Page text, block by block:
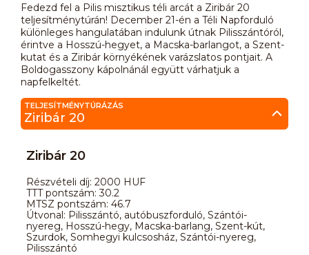
Fedezd fel a Pilis misztikus téli arcát a Ziribár 20
teljesítménytúrán! December 21-én a Téli Napforduló
különleges hangulatában indulunk útnak Pilisszántóról,
érintve a Hosszú-hegyet, a Macska-barlangot, a Szent-
kutat és a Ziribár környékének varázslatos pontjait. A
Boldogasszony kápolnánál együtt várhatjuk a
napfelkeltét.
TELJESÍTMÉNYTÚRÁZÁS
Ziribár 20
Ziribár 20
Részvételi díj: 2000 HUF
TTT pontszám: 30.2
MTSZ pontszám: 46.7
Útvonal: Pilisszántó, autóbuszforduló, Szántói-
nyereg, Hosszú-hegy, Macska-barlang, Szent-kút,
Szurdok, Somhegyi kulcsosház, Szántói-nyereg,
Pilisszántó